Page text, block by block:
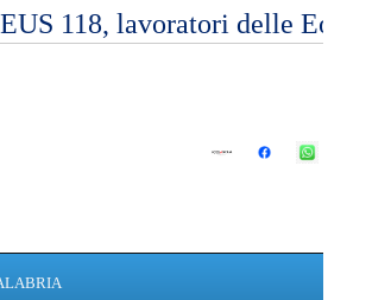
118, lavoratori delle